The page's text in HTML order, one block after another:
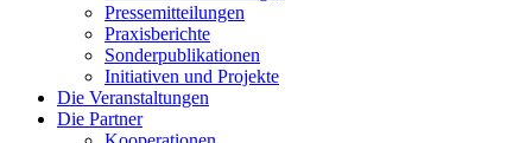
Pressemitteilungen
Praxisberichte
Sonderpublikationen
Initiativen und Projekte
Die Veranstaltungen
Die Partner